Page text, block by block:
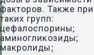
факторов. Также
таких групп:
цефалоспорины;
аминогликозиды;
макролиды;